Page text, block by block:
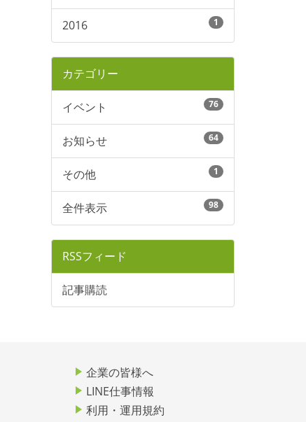
2016 1
カテゴリー
イベント 76
お知らせ 64
その他 1
全件表示 98
RSSフィード
記事購読
企業の皆様へ
LINE仕事情報
利用・運用規約